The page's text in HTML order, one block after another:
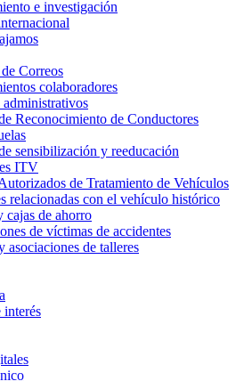
e investigación
Correos
colaboradores
administrativos
Reconocimiento de Conductores
sensibilización y reeducación
ITV
de Tratamiento de Vehículos
relacionadas con el vehículo histórico
cajas de ahorro
de víctimas de accidentes
asociaciones de talleres